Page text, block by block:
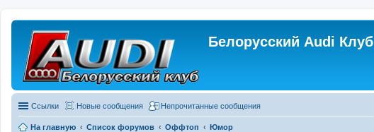
Белорусский Audi Клуб
Ссылки Новые сообщения Непрочитанные сообщения
На главную Список форумов Оффтоп Юмор